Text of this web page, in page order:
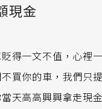
現金
得一文不值，心裡
買你的車，我們只
天高高興興拿走現